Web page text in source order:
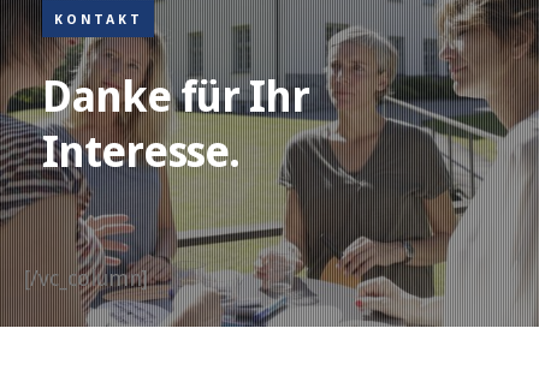
KONTAKT
Danke für Ihr
Interesse.
[/vc_column]